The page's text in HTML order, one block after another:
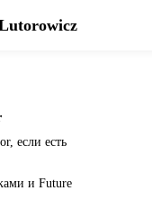
если есть
и Future